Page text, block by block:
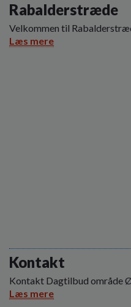
Rabalderstræde
Velkommen til
Læs mere
Kontakt
Kontakt Dagtilbud område
Læs mere